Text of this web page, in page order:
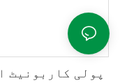
پولی کاربونیٹ